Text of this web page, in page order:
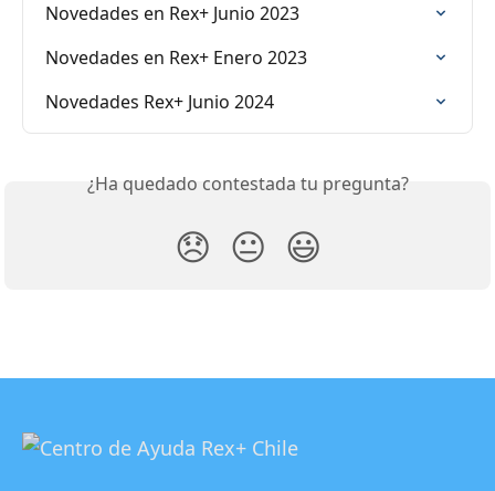
Novedades en Rex+ Junio 2023
Novedades en Rex+ Enero 2023
Novedades Rex+ Junio 2024
¿Ha quedado contestada tu pregunta?
😞 😐 😃